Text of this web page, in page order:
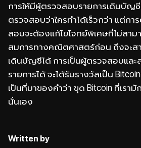
การให้มีผู้ตรวจสอบรายการเดินบัญ
ตรวจสอบว่าใครทำได้เร็วกว่า แต่ก
สอบจะต้องแก้ไขโจทย์พิเศษที่ไม่สาม
สมการทางคณิตศาสตร์ก่อน ถึงจะส
เดินบัญชีได้ การเป็นผู้ตรวจสอบและ
รายการได้ จะได้รับรางวัลเป็น
เป็นที่มาของคำว่า ขุด Bitcoin ที่เรา
นั่นเอง
Written by